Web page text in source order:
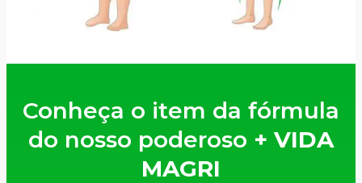
Conheça o item da fórmula
do nosso poderoso + VIDA
MAGRI